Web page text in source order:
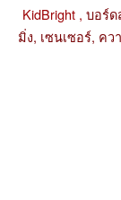
KidBright , บอร์ด
มิ่ง, เซนเซอร์, คว